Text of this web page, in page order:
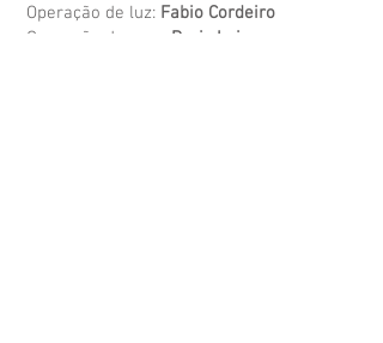
Operação de luz: Fabio Cordeiro
Operação de som: Deric Luis